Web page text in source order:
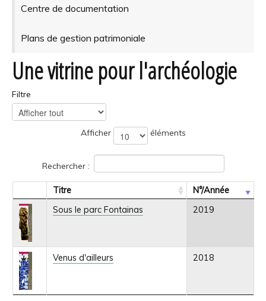
Centre de documentation
Plans de gestion patrimoniale
Une vitrine pour l'archéologie
Filtre
Afficher éléments
Rechercher :
Titre
N°/Année
Sous le parc Fontainas
2019
Venus d'ailleurs 2018